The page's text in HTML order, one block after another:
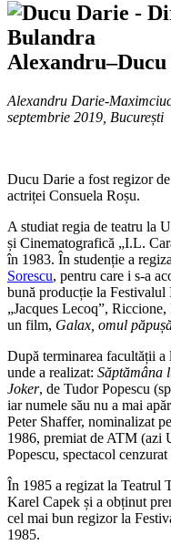
Alexandru Darie-
septembrie 2019, București
Ducu Darie a fost regizor
actriței Consuela Roșu.
A studiat regia de teatru la
și Cinematografică „I.L.
în 1983. În studenție a
Sorescu, pentru care i s-a
bună producție la
„Jacques Lecoq”,
un film, Galax, omul
După terminarea facultății a
unde a realizat: Săptămâna
Joker, de Tudor Popescu
iar numele său nu a mai
Peter Shaffer, nominalizat
1986, premiat de ATM (azi
Popescu, spectacol
În 1985 a regizat la Teatrul
Karel Capek și a obținut
cel mai bun regizor la
1985.